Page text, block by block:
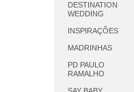
DESTINATION
WEDDING
INSPIRAÇÕES
MADRINHAS
PD PAULO
RAMALHO